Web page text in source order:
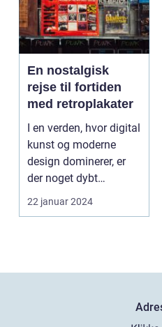
En nostalgisk
rejse til fortiden
med retroplakater
I en verden, hvor digital
kunst og moderne
design dominerer, er
der noget dybt
fascinerende og
drage...
22 januar 2024